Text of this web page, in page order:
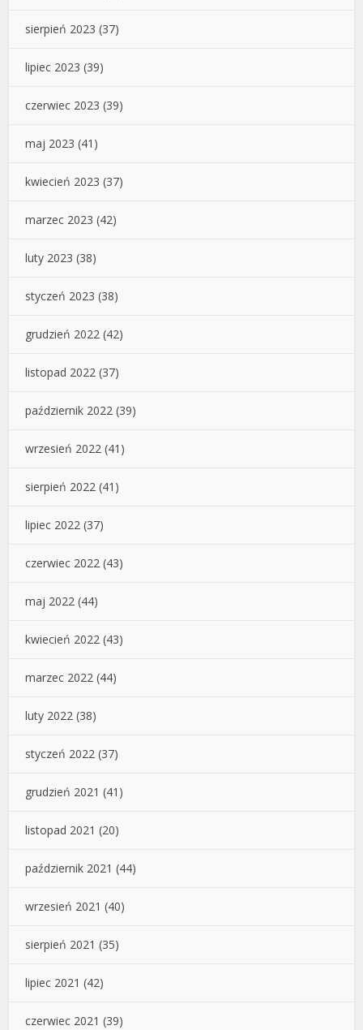
sierpień 2023 (37)
lipiec 2023 (39)
czerwiec 2023 (39)
maj 2023 (41)
kwiecień 2023 (37)
marzec 2023 (42)
luty 2023 (38)
styczeń 2023 (38)
grudzień 2022 (42)
listopad 2022 (37)
październik 2022 (39)
wrzesień 2022 (41)
sierpień 2022 (41)
lipiec 2022 (37)
czerwiec 2022 (43)
maj 2022 (44)
kwiecień 2022 (43)
marzec 2022 (44)
luty 2022 (38)
styczeń 2022 (37)
grudzień 2021 (41)
listopad 2021 (20)
październik 2021 (44)
wrzesień 2021 (40)
sierpień 2021 (35)
lipiec 2021 (42)
czerwiec 2021 (39)